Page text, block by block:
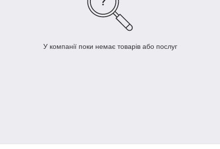
У компанії поки немає товарів або послуг